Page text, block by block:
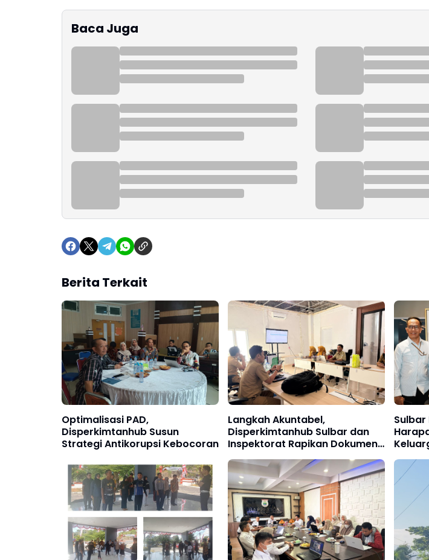
Baca Juga
Berita Terkait
Optimalisasi PAD,
Disperkimtanhub Susun
Strategi Antikorupsi Kebocoran
Langkah Akuntabel,
Disperkimtanhub Sulbar dan
Inspektorat Rapikan Dokumen
SPIP
Sulbar